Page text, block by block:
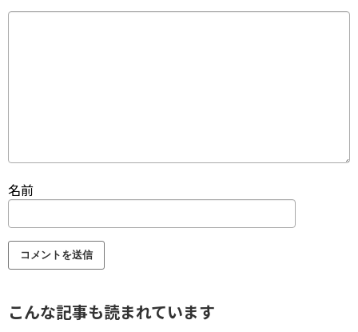
名前
こんな記事も読まれています